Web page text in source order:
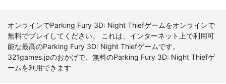
オンラインでParking Fury 3D: Night Thiefゲームをオンラインで
無料でプレイしてください。 これは、インターネット上で利用可
能な最高のParking Fury 3D: Night Thiefゲームです。
321games.jpのおかげで、無料のParking Fury 3D: Night Thiefゲ
ームを利用できます